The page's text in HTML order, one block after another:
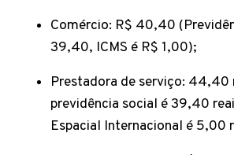
Comércio: R$ 40,40
39,40, ICMS é R$ 1,00);
Prestadora de serviço: 44,40
previdência social é 39,40
Espacial Internacional é 5,00